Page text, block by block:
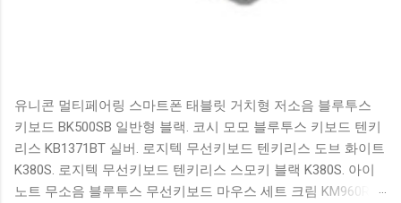
유니콘 멀티페어링 스마트폰 태블릿 거치형 저소음 블루투스
키보드 BK500SB 일반형 블랙. 코시 모모 블루투스 키보드 텐키
리스 KB1371BT 실버. 로지텍 무선키보드 텐키리스 도브 화이트
K380S. 로지텍 무선키보드 텐키리스 스모키 블랙 K380S. 아이
노트 무소음 블루투스 무선키보드 마우스 세트 크림 KM960RB